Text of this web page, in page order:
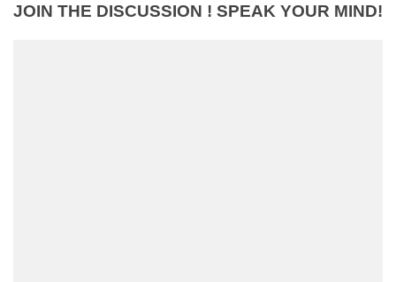
JOIN THE DISCUSSION ! SPEAK YOUR MIND!